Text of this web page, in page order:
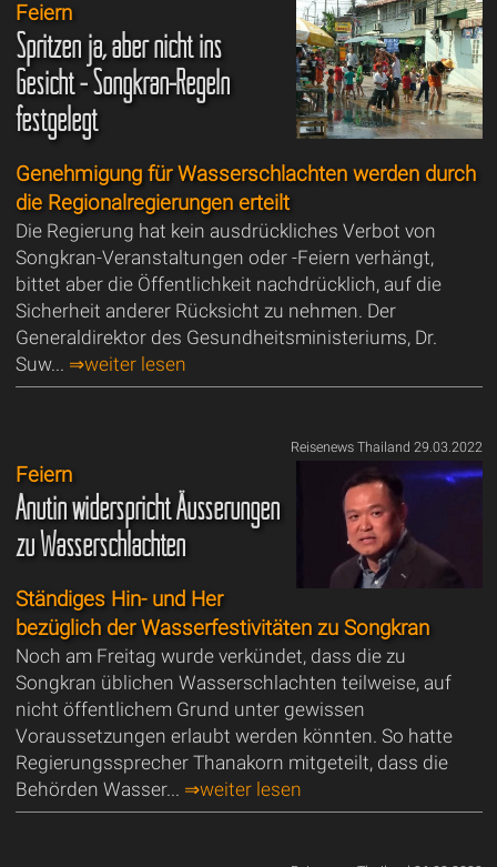
Feiern
Spritzen ja, aber nicht ins
Gesicht - Songkran-Regeln
festgelegt
Genehmigung für Wasserschlachten werden durch
die Regionalregierungen erteilt
Die Regierung hat kein ausdrückliches Verbot von
Songkran-Veranstaltungen oder -Feiern verhängt,
bittet aber die Öffentlichkeit nachdrücklich, auf die
Sicherheit anderer Rücksicht zu nehmen. Der
Generaldirektor des Gesundheitsministeriums, Dr.
Suw... ⇒weiter lesen
Reisenews Thailand 29.03.2022
Feiern
Anutin widerspricht Äusserungen
zu Wasserschlachten
Ständiges Hin- und Her
bezüglich der Wasserfestivitäten zu Songkran
Noch am Freitag wurde verkündet, dass die zu
Songkran üblichen Wasserschlachten teilweise, auf
nicht öffentlichem Grund unter gewissen
Voraussetzungen erlaubt werden könnten. So hatte
Regierungssprecher Thanakorn mitgeteilt, dass die
Behörden Wasser... ⇒weiter lesen